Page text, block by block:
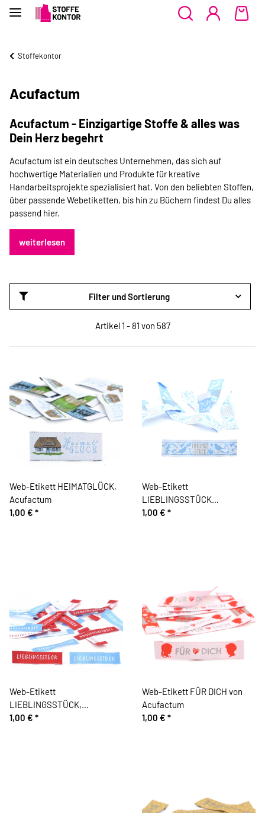
Stoffekontor
Acufactum
Acufactum - Einzigartige Stoffe & alles was
Dein Herz begehrt
Acufactum ist ein deutsches Unternehmen, das sich auf
hochwertige Materialien und Produkte für kreative
Handarbeitsprojekte spezialisiert hat. Von den beliebten Stoffen,
über passende Webetiketten, bis hin zu Büchern findest Du alles
passend hier.
weiterlesen
Filter und Sortierung
Artikel 1 - 81 von 587
Web-Etikett HEIMATGLÜCK,
Acufactum
1,00 € *
Web-Etikett
LIEBLINGSSTÜCK
VOGELSOMMER von
1,00 € *
Web-Etikett
LIEBLINGSSTÜCK,
Acufactum
1,00 € *
Web-Etikett FÜR DICH von
Acufactum
1,00 € *